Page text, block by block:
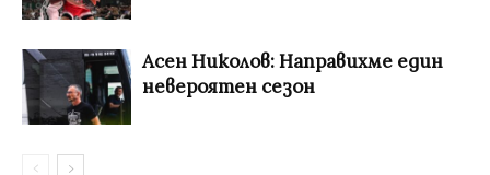
Асен Николов: Направихме един
невероятен сезон